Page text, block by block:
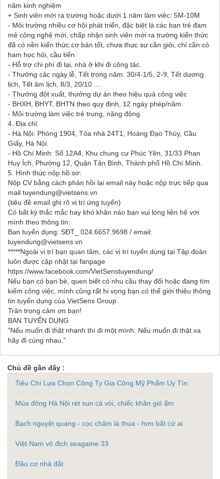
năm kinh nghiệm
+ Sinh viên mới ra trường hoặc dưới 1 năm làm viêc: 5M-10M
- Môi trường nhiều cơ hội phát triển, đặc biệt là các bạn trẻ đam
mê công nghệ mới, chấp nhận sinh viên mới ra trường kiến thức
đã có nền kiến thức cơ bản tốt, chưa thực sự cần giỏi, chỉ cần có
ham học hỏi, cầu tiến.
- Hỗ trợ chi phí đi lại, nhà ở khi đi công tác.
- Thưởng các ngày lễ, Tết trong năm: 30/4-1/5, 2-9, Tết dương
lịch, Tết âm lịch, 8/3, 20/10 ....
- Thưởng đột xuất, thưởng dự án theo hiệu quả công việc
- BHXH, BHYT, BHTN theo quy định, 12 ngày phép/năm.
- Môi trường làm việc trẻ trung, năng động.
4. Địa chỉ:
- Hà Nội: Phòng 1904, Tòa nhà 24T1, Hoàng Đạo Thúy, Cầu
Giấy, Hà Nội.
- Hồ Chí Minh: Số 12A4, Khu chung cư Phúc Yên, 31/33 Phan
Huy Ích, Phường 12, Quận Tân Bình, Thành phố Hồ Chí Minh.
5. Hình thức nộp hồ sơ:
Nộp CV bằng cách phản hồi lại email này hoặc nộp trực tiếp qua
mail tuyendung@vietsens.vn
(tiêu đề email ghi rõ vị trí ứng tuyển)
Có bất kỳ thắc mắc hay khó khăn nào bạn vui lòng liên hệ với
mình theo thông tin:
Ban tuyển dụng: SĐT_ 024.6657.9698 / email:
tuyendung@vietsens.vn
*****Ngoài vị trí bạn quan tâm, các vị trí tuyển dụng tại Tập đoàn
luôn được cập nhật tại fanpage
https://www.facebook.com/VietSenstuyendung/
Nếu bạn có bạn bè, quen biết có nhu cầu thay đổi hoặc đang tìm
kiếm công việc, mình cũng rất hi vọng bạn có thể giới thiệu thông
tin tuyển dụng của VietSens Group.
Trân trọng cảm ơn bạn!
BAN TUYỂN DỤNG
"Nếu muốn đi thật nhanh thì đi một mình. Nếu muốn đi thật xa
hãy đi cùng nhau.”
Chủ đề gần đây :
Tiêu Chí Lựa Chọn Công Ty Gia Công Mỹ Phẩm Uy Tín
Mùa đông Hà Nội rét sun cả vòi, chiếc khăn gió ấm
Bạch nguyệt quang - cọc chậm là thua - hơn bất cứ ai
Việt Nam vô địch seagame 33
Đầu cơ nhà đất